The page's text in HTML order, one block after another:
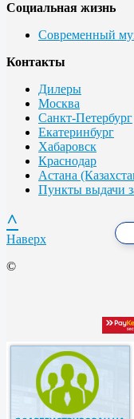
Социальная жизнь
Современный
Контакты
Дилеры
Москва
Санкт-Петербург
Екатеринбург
Хабаровск
Краснодар
Астана
Пункты выдачи
^
Наверх
©